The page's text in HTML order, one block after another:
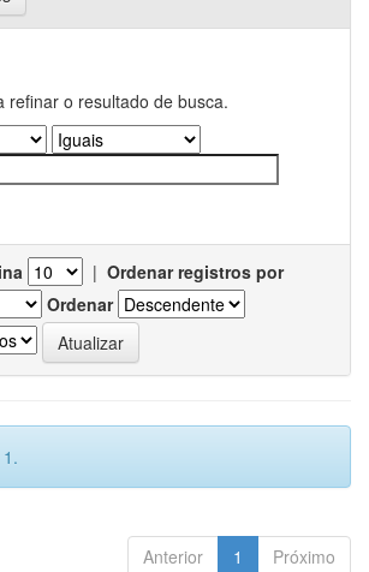
refinar o resultado de busca.
| Ordenar registros por
Ordenar
Anterior 1 Próximo